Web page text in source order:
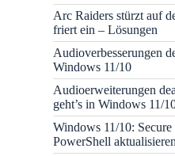
Arc Raiders stürzt auf
friert ein – Lösungen
Audioverbesserungen
Windows 11/10
Audioerweiterungen
geht’s in Windows 11/
Windows 11/10:
PowerShell aktualisieren